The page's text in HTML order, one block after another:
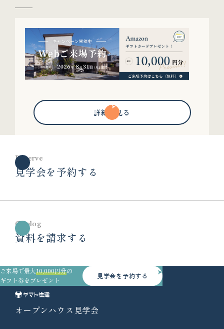
詳細を見る
Reserve
見学会を予約する
Catalog
資料を請求する
ご来場で最大10,000円分の
ギフト券をプレゼント
見学会を予約する
オープンハウス見学会